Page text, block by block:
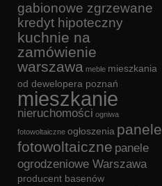
gabionowe zgrzewane
kredyt hipoteczny
kuchnie na
zamówienie
warszawa meble mieszkania
od dewelopera poznań
mieszkanie
nieruchomości ogniwa
fotowoltaiczne ogłoszenia panele
fotowoltaiczne panele
ogrodzeniowe Warszawa
producent basenów